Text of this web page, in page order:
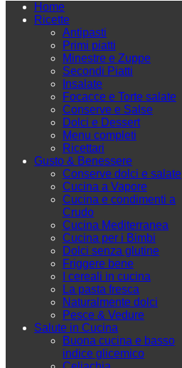
Home
Ricette
Antipasti
Primi piatti
Minestre e Zuppe
Secondi Piatti
Insalate
Focacce e Torte salate
Conserve e Salse
Dolci e Dessert
Menu completi
Ricettari
Gusto & Benessere
Conserve dolci e salate
Cucina a Vapore
Cucina e condimenti a
Crudo
Cucina Mediterranea
Cucina per i Bimbi
Dolci senza glutine
Friggere bene
I cereali in cucina
La pasta fresca
Naturalmente dolci
Pesce & Vedure
Salute in Cucina
Buona cucina e basso
indice glicemico